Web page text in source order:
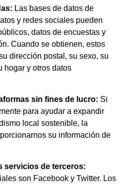
Las bases de datos de
y redes sociales pueden
datos de encuestas y
Cuando se obtienen, estos
dirección postal, su sexo, su
hogar y otros datos
sin fines de lucro: Si
para ayudar a expandir
local sostenible, la
su información de
servicios de terceros:
son Facebook y Twitter. Los